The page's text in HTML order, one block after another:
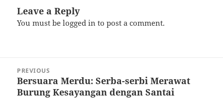
Leave a Reply
You must belogged in to post a comment.
navigation
PREVIOUS
Previous
post:
Bersuara Merdu: Serba-serbi Merawat
Burung Kesayangan dengan Santai